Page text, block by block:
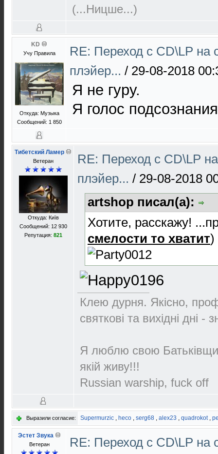
(...Ницше...)
KD
Учу Правила
Откуда: Музыка
Сообщений: 1 850
RE: Переход с CD\LP на
плэйер... / 29-08-2018
Я не гуру.
Я голос
Тибетский Ламер
Ветеран
Откуда: Київ
Сообщений: 12 930
Репутация: 821
RE: Переход с CD\LP
плэйер... / 29-08-2018
artshop писал(а):
Хотите, расскажу!
смелости то хватит)
Клею дурня. Якісно,
святкові та вихідні дні -
Я люблю свою
якій живу!!!
Russian warship, fuck off
Выразили согласие: Supermurzic , heco , serg68 , alex23 , quadrokot,
Эстет Звука
Ветеран
RE: Переход с CD\LP на